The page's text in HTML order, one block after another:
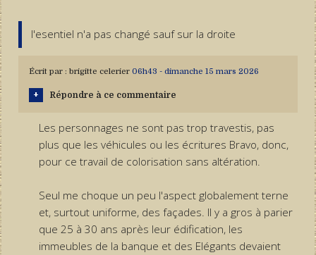
l'esentiel n'a pas changé sauf sur la droite
Écrit par : brigitte celerier 06h43 - dimanche 15 mars 2026
Répondre à ce commentaire
Les personnages ne sont pas trop travestis, pas
plus que les véhicules ou les écritures Bravo, donc,
pour ce travail de colorisation sans altération.
Seul me choque un peu l'aspect globalement terne
et, surtout uniforme, des façades. Il y a gros à parier
que 25 à 30 ans après leur édification, les
immeubles de la banque et des Elégants devaient